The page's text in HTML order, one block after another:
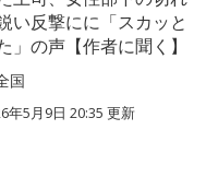
い反撃にに「スカッと
」の声【作者に聞く】
国
年5月9日 20:35 更新